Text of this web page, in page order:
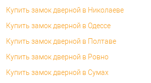
Купить замок дверной в Николаеве
Купить замок дверной в Одессе
Купить замок дверной в Полтаве
Купить замок дверной в Ровно
Купить замок дверной в Сумах